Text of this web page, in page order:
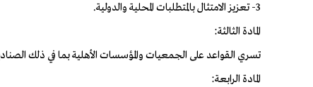
3- تعزيز الامتثال بالمتطلبات المحلية والدولية.
المادة الثالثة:
تسري القواعد على الجمعيات والمؤسسات الأهلية بما في ذلك
المادة الرابعة: